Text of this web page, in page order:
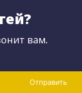
вам.
Отправить